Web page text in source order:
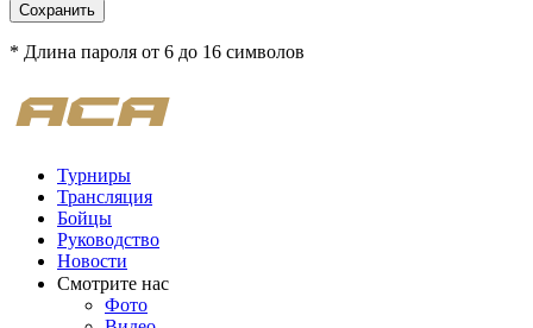
Сохранить
* Длина пароля от 6 до 16 символов
Турниры
Трансляция
Бойцы
Руководство
Новости
Смотрите нас
Фото